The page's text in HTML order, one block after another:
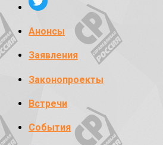
Анонсы
Заявления
Законопроекты
Встречи
События